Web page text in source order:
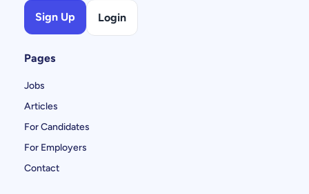
Sign Up Login
Pages
Jobs
Articles
For Candidates
For Employers
Contact